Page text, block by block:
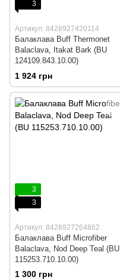
3
Артикул: 8428927420114
Балаклава Buff Thermonet
Balaclava, Itakat Bark (BU
124109.843.10.00)
1 924 грн
3
3
Артикул: 8428927264862
Балаклава Buff Microfiber
Balaclava, Nod Deep Teal (BU
115253.710.10.00)
1 300 грн